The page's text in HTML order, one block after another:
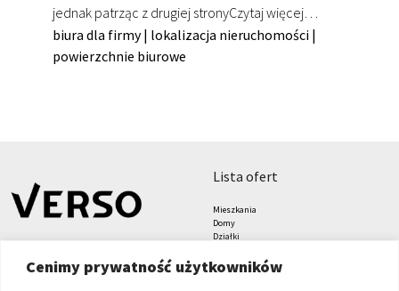
Cenimy prywatność użytkowników
jednak patrząc z drugiej stronyCzytaj więcej…
biura dla firmy| lokalizacja nieruchomości |
powierzchnie biurowe
lista ofert
Mieszkania
Domy
Działki
Biura
Hale i magazyny